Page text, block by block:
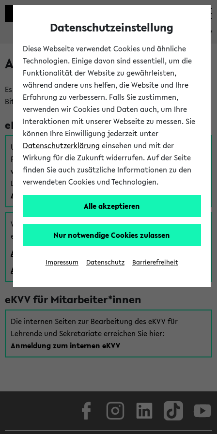
eKVV
Anmeldung am eKVV
Es gibt mehrere Möglichkeiten zur Anmeldung am eKVV.
Bitte wählen Sie die für Sie richtige aus:
eKVV für Studierende
Um sich einen Stundenplan zu erstellen und alle weiteren
Funktionen des eKVVs für Studierende zu nutzen,
verwenden Sie diesen Link zur Anmeldung über Ihr Uni
Login:
Anmeldung zum eKVV der Studierenden
Wenn Sie (noch) kein Uni Login haben, können Sie das
eKVV auch über einen Gastzugang verwenden:
Anmeldung über einen vorhandenen Gastzugang
Anlegen eines neuen Gastzugangs
eKVV für Mitarbeiter*innen
Die internen Seiten zur Bearbeitung des eKVV für
Lehrende und Sekretariate erreichen Sie hier:
Anmeldung zum internen eKVV
Datenschutzeinstellung
Diese Webseite verwendet Cookies und ähnliche
Technologien. Einige davon sind essentiell, um die
Funktionalität der Website zu gewährleisten,
während andere uns helfen, die Website und Ihre
Erfahrung zu verbessern. Falls Sie zustimmen,
verwenden wir Cookies und Daten auch, um Ihre
Interaktionen mit unserer Webseite zu messen. Sie
können Ihre Einwilligung jederzeit unter
Datenschutzerklärung einsehen und mit der
Wirkung für die Zukunft widerrufen. Auf der Seite
finden Sie auch zusätzliche Informationen zu den
verwendeten Cookies und Technologien.
Alle akzeptieren
Nur notwendige Cookies zulassen
Impressum Datenschutz Barrierefreiheit